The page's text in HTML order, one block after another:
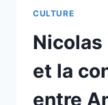
CULTURE
Nicolas
et la
entre